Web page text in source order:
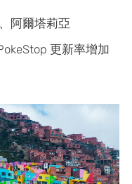
阿爾塔莉亞
更新率增加